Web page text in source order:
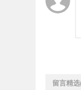
留言精选